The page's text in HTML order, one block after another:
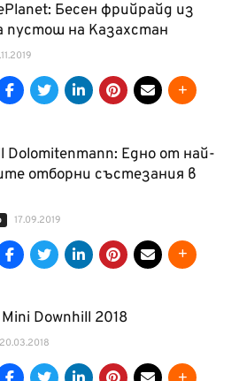
Бесен фрийрайд из
пустош на Казахстан
Dolomitenmann: Едно от най-
отборни състезания в
17.09.2019
Downhill 2018
20.03.2018